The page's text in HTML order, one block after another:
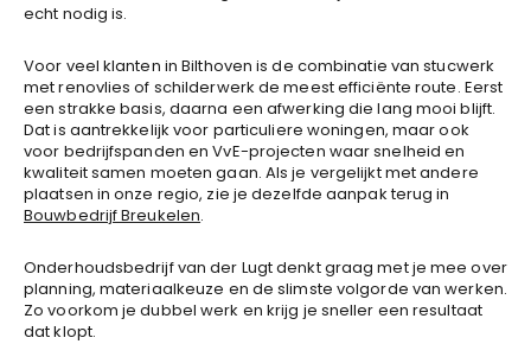
echt nodig is.
Voor veel klanten in Bilthoven is de combinatie van stucwerk
met renovlies of schilderwerk de meest efficiënte route. Eerst
een strakke basis, daarna een afwerking die lang mooi blijft.
Dat is aantrekkelijk voor particuliere woningen, maar ook
voor bedrijfspanden en VvE-projecten waar snelheid en
kwaliteit samen moeten gaan. Als je vergelijkt met andere
plaatsen in onze regio, zie je dezelfde aanpak terug in
Bouwbedrijf Breukelen.
Onderhoudsbedrijf van der Lugt denkt graag met je mee over
planning, materiaalkeuze en de slimste volgorde van werken.
Zo voorkom je dubbel werk en krijg je sneller een resultaat
dat klopt.